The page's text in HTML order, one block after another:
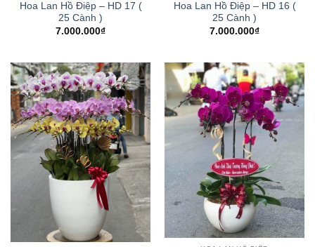
Hoa Lan Hồ Điệp – HD 17 (
25 Cành )
7.000.000₫
Hoa Lan Hồ Điệp – HD 16 (
25 Cành )
7.000.000₫